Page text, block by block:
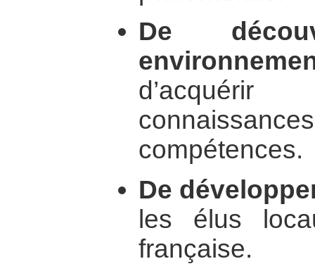
De
compétences.
De
les élus
française.